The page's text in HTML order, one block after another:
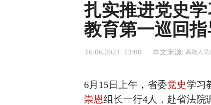
扎实推进党史
教育第一巡回
16.06.2021 13:00 本文来源: 高级人民
6月15日上午，省委党史学习
崇恩组长一行4人，赴省法院